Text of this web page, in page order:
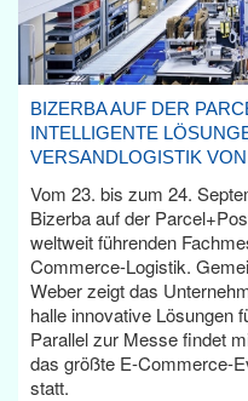
BIZERBA AUF DER
INTELLIGENTE
VERSANDLOGISTIK
Vom 23. bis zum 24.
Bizerba auf der
weltweit führenden
Commerce-Logistik.
Weber zeigt das
halle innovative Lösungen
Parallel zur Messe findet
das größte E-Commerce-
statt.